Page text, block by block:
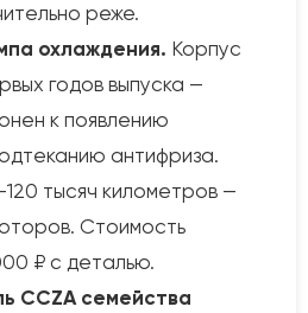
реже.
охлаждения. Корпус
годов выпуска —
к появлению
антифриза.
тысяч километров —
Стоимость
₽ с деталью.
CCZA семейства